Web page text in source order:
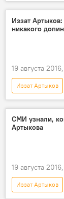
спорт
Новости РИО-
Допинг
Иззат
никакого
19 августа
Иззат Артыков
Общество
Новости РИО-
СМИ узнали,
Артыкова
19 августа
Иззат Артыков